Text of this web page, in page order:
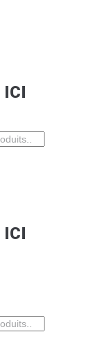
ICI
ICI